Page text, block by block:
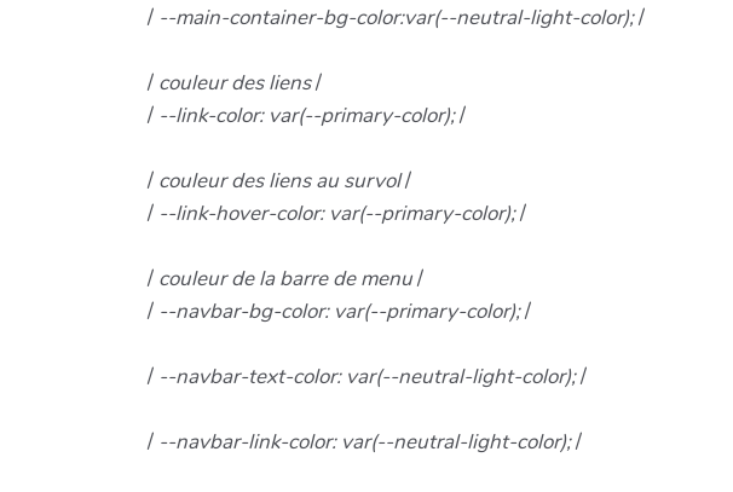
/ --main-container-bg-color:var(--neutral-light-color);/
/ couleur des liens/
/ --link-color: var(--primary-color);/
/ couleur des liens au survol/
/ --link-hover-color: var(--primary-color);/
/ couleur de la barre de menu/
/ --navbar-bg-color: var(--primary-color);/
/ --navbar-text-color: var(--neutral-light-color);/
/ --navbar-link-color: var(--neutral-light-color);/